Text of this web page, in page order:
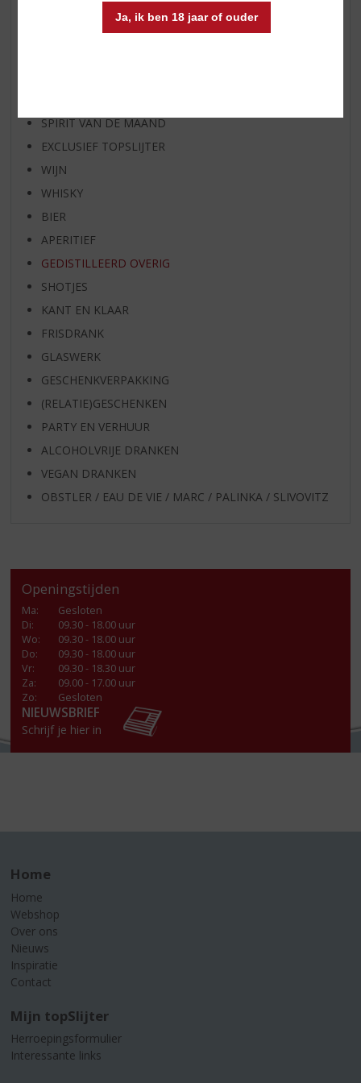
Ja, ik ben 18 jaar of ouder
AANBIEDINGEN
SPIRIT VAN DE MAAND
EXCLUSIEF TOPSLIJTER
WIJN
WHISKY
BIER
APERITIEF
GEDISTILLEERD OVERIG
SHOTJES
KANT EN KLAAR
FRISDRANK
GLASWERK
GESCHENKVERPAKKING
(RELATIE)GESCHENKEN
PARTY EN VERHUUR
ALCOHOLVRIJE DRANKEN
VEGAN DRANKEN
OBSTLER / EAU DE VIE / MARC / PALINKA / SLIVOVITZ
Openingstijden
Ma:
Gesloten
Di:
09.30 - 18.00 uur
Wo:
09.30 - 18.00 uur
Do:
09.30 - 18.00 uur
Vr:
09.30 - 18.30 uur
Za:
09.00 - 17.00 uur
Zo:
Gesloten
NIEUWSBRIEF
Schrijf je hier in
Home
Home
Webshop
Over ons
Nieuws
Inspiratie
Contact
Mijn topSlijter
Herroepingsformulier
Interessante links